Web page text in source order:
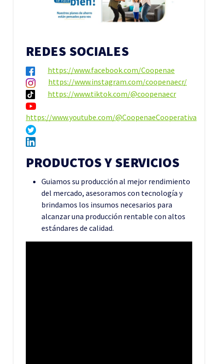
REDES SOCIALES
https://www.facebook.com/Coopenae
https://www.instagram.com/coopenaecr/
https://www.tiktok.com/@coopenaecr
https://www.youtube.com/@CoopenaeCooperativa
PRODUCTOS Y SERVICIOS
Guiamos su producción al mejor rendimiento
del mercado, asesoramos con tecnología y
brindamos los insumos necesarios para
alcanzar una producción rentable con altos
estándares de calidad.